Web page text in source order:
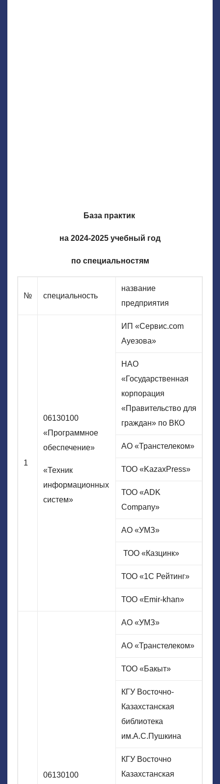
База практик
на 2024-2025 учебный год
по специальностям
№ специальность
название
предприятия
1
06130100
«Программное
обеспечение»
«Техник
информационных
систем»
ИП «Сервис.com
Ауезова»
НАО
«Государственная
корпорация
«Правительство для
граждан» по ВКО
АО «Транстелеком»
ТОО «KazaxPress»
ТОО «ADK
Company»
АО «УМЗ»
ТОО «Казцинк»
ТОО «1С Рейтинг»
ТОО «Emir-khan»
06130100
АО «УМЗ»
АО «Транстелеком»
ТОО «Бакыт»
КГУ Восточно-
Казахстанская
библиотека
им.А.С.Пушкина
КГУ Восточно
Казахстанская